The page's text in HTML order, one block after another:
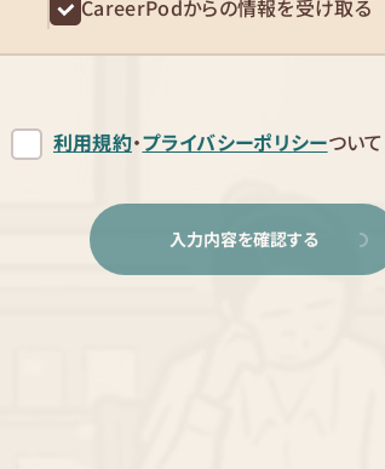
CareerPodからの情報を受け取る
利用規約・プライバシーポリシーつい
入力内容を確認する